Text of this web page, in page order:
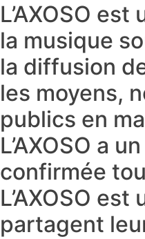
L’AXOSO
la musique
la diffusion
les moyens,
publics en
L’AXOSO a
confirmée
L’AXOSO
partagent